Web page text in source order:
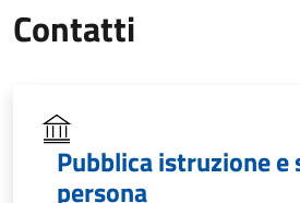
Contatti
Pubblica istruzione e
persona